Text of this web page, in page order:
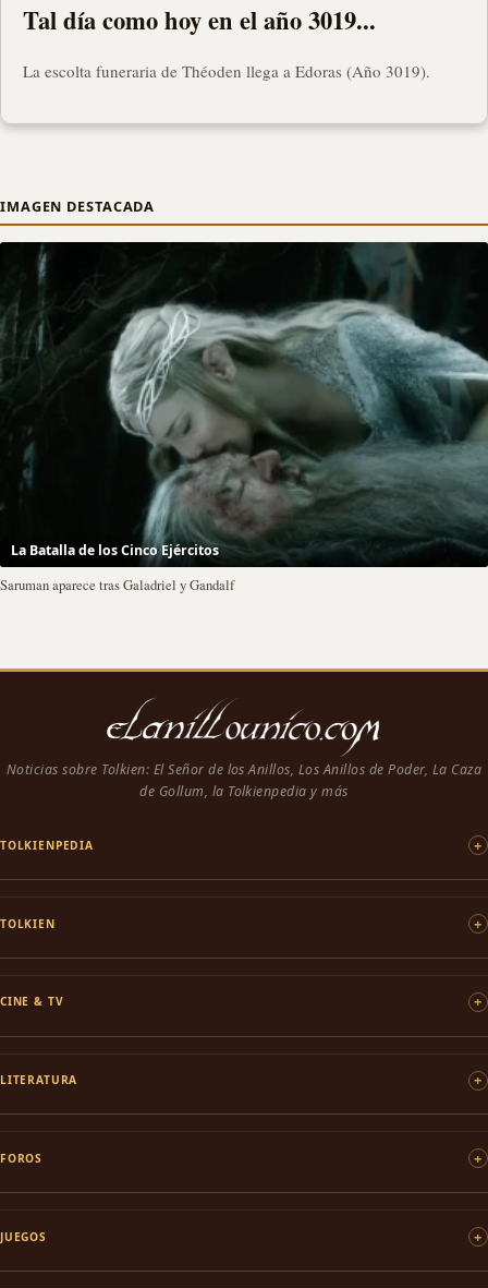
Tal día como hoy en el año 3019...
La escolta funeraria de Théoden llega a Edoras (Año 3019).
IMAGEN DESTACADA
La Batalla de los Cinco Ejércitos
Saruman aparece tras Galadriel y Gandalf
Noticias sobre Tolkien: El Señor de los Anillos, Los Anillos de Poder, La Caza
de Gollum, la Tolkienpedia y más
TOLKIENPEDIA
TOLKIEN
CINE & TV
LITERATURA
FOROS
JUEGOS